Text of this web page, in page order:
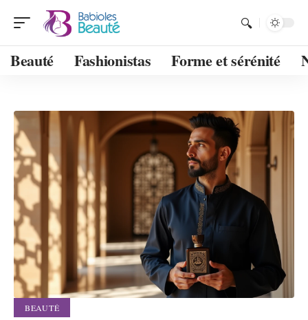
Beauté Fashionistas Forme et sérénité
BEAUTÉ